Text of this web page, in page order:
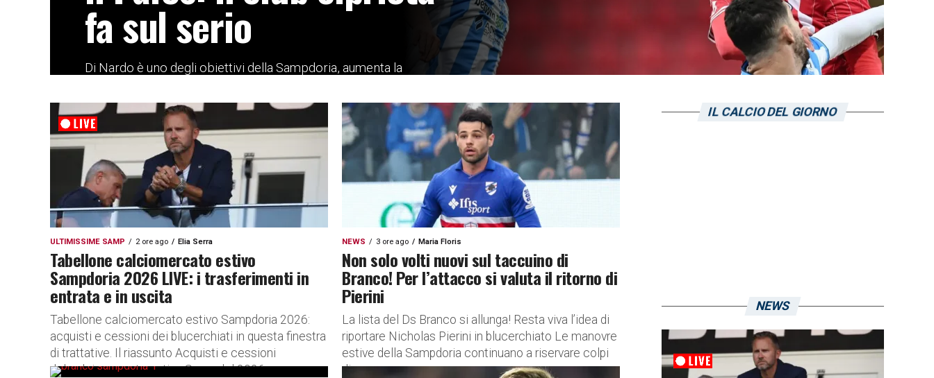
fa sul serio
Di Nardo è uno degli obiettivi della Sampdoria, aumenta la
ULTIMISSIME SAMP 2 ore ago Elia Serra
Tabellone calciomercato estivo
Sampdoria 2026 LIVE: i trasferimenti in
entrata e in uscita
Tabellone calciomercato estivo Sampdoria 2026:
acquisti e cessioni dei blucerchiati in questa finestra
di trattative. Il riassunto Acquisti e cessioni
del calciomercato estivo Samp del 2026.
NEWS 3 ore ago Maria Floris
Non solo volti nuovi sul taccuino di
Branco! Per l’attacco si valuta il ritorno di
Pierini
La lista del Ds Branco si allunga! Resta viva l’idea di
riportare Nicholas Pierini in blucerchiato Le manovre
estive della Sampdoria continuano a riservare colpi
di...
IL CALCIO DEL GIORNO
NEWS